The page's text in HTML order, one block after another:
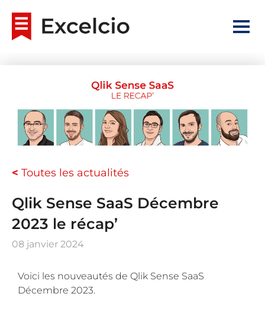
< Toutes les actualités
Qlik Sense SaaS Décembre
2023 le récap’
08 janvier 2024
Voici les nouveautés de Qlik Sense SaaS
Décembre 2023.